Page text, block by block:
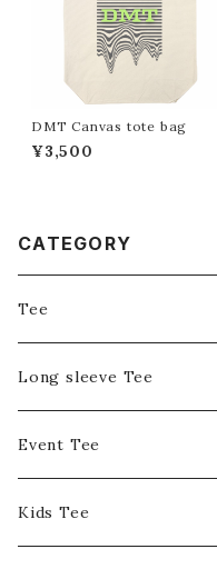
DMT Canvas tote bag
¥3,500
CATEGORY
Tee
Long sleeve Tee
Event Tee
DMT Entertainment
Kids Tee